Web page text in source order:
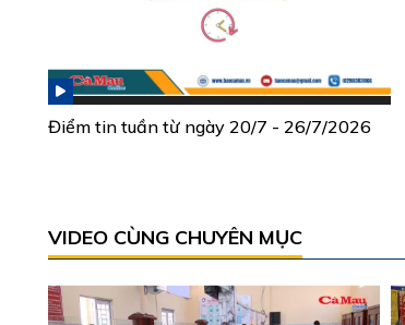
Điểm tin tuần từ ngày 20/7 - 26/7/2026
VIDEO CÙNG CHUYÊN MỤC